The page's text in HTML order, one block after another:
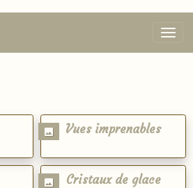
Vues imprenables
Cristaux de glace